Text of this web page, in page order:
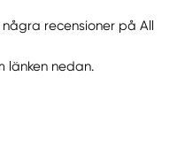
recensioner på All
länken nedan.